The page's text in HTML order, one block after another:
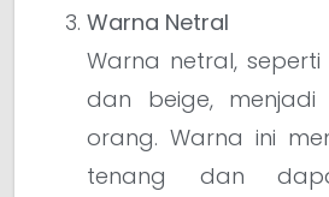
Warna Netral
Warna netral,
dan beige, menjadi
orang. Warna ini
tenang dan